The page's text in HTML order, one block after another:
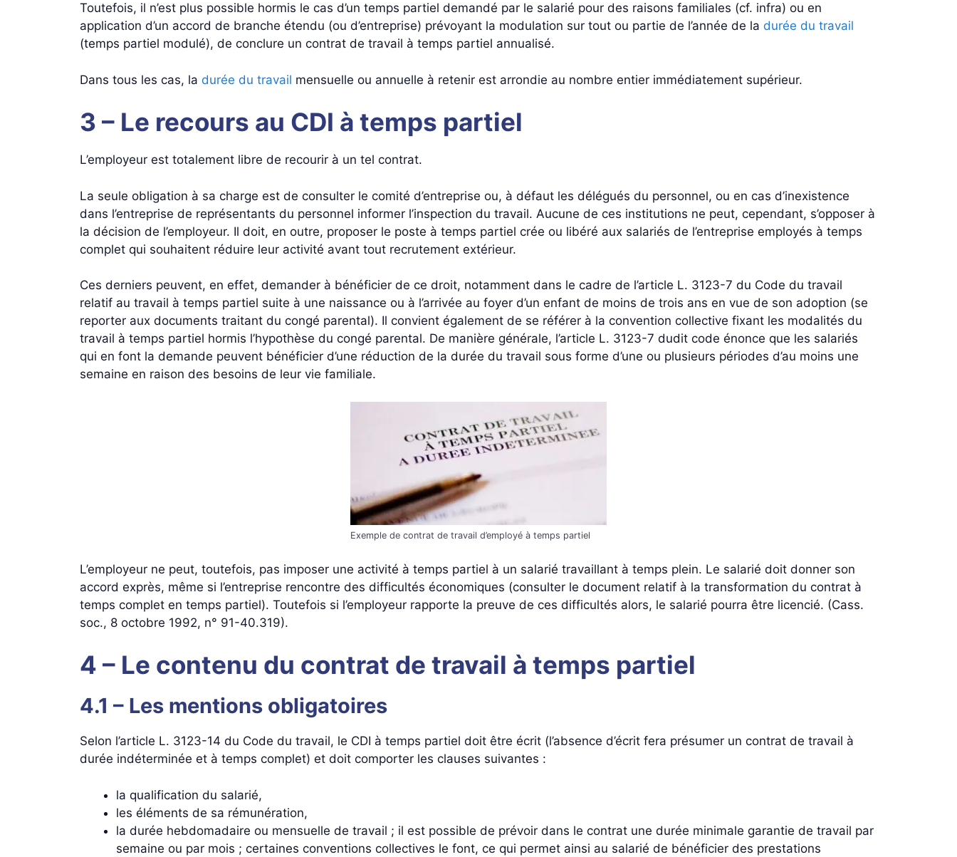
Toutefois, il n’est plus possible hormis le cas d’un temps partiel demandé par le salarié pour des raisons familiales (cf. infra) ou en
application d’un accord de branche étendu (ou d’entreprise) prévoyant la modulation sur tout ou partie de l’année de la durée du travail
(temps partiel modulé), de conclure un contrat de travail à temps partiel annualisé.
Dans tous les cas, la durée du travail mensuelle ou annuelle à retenir est arrondie au nombre entier immédiatement supérieur.
3 – Le recours au CDI à temps partiel
L’employeur est totalement libre de recourir à un tel contrat.
La seule obligation à sa charge est de consulter le comité d’entreprise ou, à défaut les délégués du personnel, ou en cas d’inexistence
dans l’entreprise de représentants du personnel informer l’inspection du travail. Aucune de ces institutions ne peut, cependant, s’opposer à
la décision de l’employeur. Il doit, en outre, proposer le poste à temps partiel crée ou libéré aux salariés de l’entreprise employés à temps
complet qui souhaitent réduire leur activité avant tout recrutement extérieur.
Ces derniers peuvent, en effet, demander à bénéficier de ce droit, notamment dans le cadre de l’article L. 3123-7 du Code du travail
relatif au travail à temps partiel suite à une naissance ou à l’arrivée au foyer d’un enfant de moins de trois ans en vue de son adoption (se
reporter aux documents traitant du congé parental). Il convient également de se référer à la convention collective fixant les modalités du
travail à temps partiel hormis l’hypothèse du congé parental. De manière générale, l’article L. 3123-7 dudit code énonce que les salariés
qui en font la demande peuvent bénéficier d’une réduction de la durée du travail sous forme d’une ou plusieurs périodes d’au moins une
semaine en raison des besoins de leur vie familiale.
Exemple de contrat de travail d’employé à temps partiel
L’employeur ne peut, toutefois, pas imposer une activité à temps partiel à un salarié travaillant à temps plein. Le salarié doit donner son
accord exprès, même si l’entreprise rencontre des difficultés économiques (consulter le document relatif à la transformation du contrat à
temps complet en temps partiel). Toutefois si l’employeur rapporte la preuve de ces difficultés alors, le salarié pourra être licencié. (Cass.
soc., 8 octobre 1992, n° 91-40.319).
4 – Le contenu du contrat de travail à temps partiel
4.1 – Les mentions obligatoires
Selon l’article L. 3123-14 du Code du travail, le CDI à temps partiel doit être écrit (l’absence d’écrit fera présumer un contrat de travail à
durée indéterminée et à temps complet) et doit comporter les clauses suivantes :
la qualification du salarié,
les éléments de sa rémunération,
la durée hebdomadaire ou mensuelle de travail ; il est possible de prévoir dans le contrat une durée minimale garantie de travail par
semaine ou par mois ; certaines conventions collectives le font, ce qui permet ainsi au salarié de bénéficier des prestations